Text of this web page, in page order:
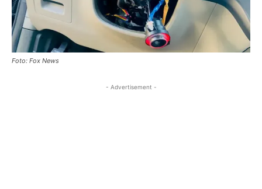
Foto: Fox News
- Advertisement -